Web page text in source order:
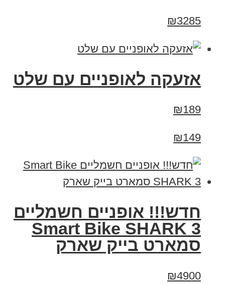
₪3285
אזעקה לאופניים עם שלט
₪189
₪149
חדש!!! אופניים חשמליים
Smart Bike SHARK 3
סמארט בייק שארק
₪4900